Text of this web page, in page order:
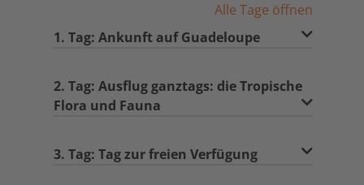
Alle Tage öffnen
1. Tag: Ankunft auf Guadeloupe
2. Tag: Ausflug ganztags: die Tropische
Flora und Fauna
3. Tag: Tag zur freien Verfügung